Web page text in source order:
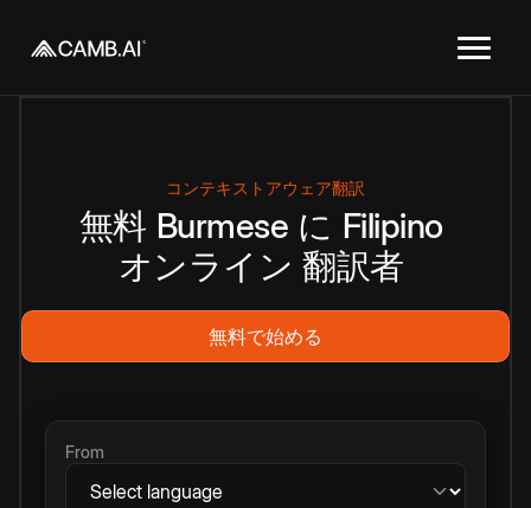
コンテキストアウェア翻訳
無料 Burmese に Filipino
オンライン 翻訳者
無料で始める
From